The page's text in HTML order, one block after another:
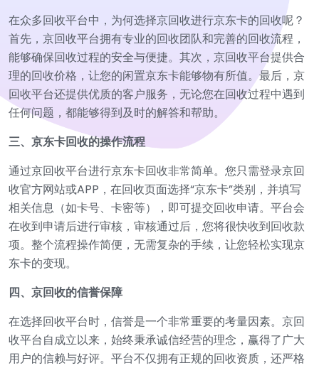
在众多回收平台中，为何选择京回收进行京东卡的回收呢？
首先，京回收平台拥有专业的回收团队和完善的回收流程，
能够确保回收过程的安全与便捷。其次，京回收平台提供合
理的回收价格，让您的闲置京东卡能够物有所值。最后，京
回收平台还提供优质的客户服务，无论您在回收过程中遇到
任何问题，都能够得到及时的解答和帮助。
三、京东卡回收的操作流程
通过京回收平台进行京东卡回收非常简单。您只需登录京回
收官方网站或APP，在回收页面选择“京东卡”类别，并填写
相关信息（如卡号、卡密等），即可提交回收申请。平台会
在收到申请后进行审核，审核通过后，您将很快收到回收款
项。整个流程操作简便，无需复杂的手续，让您轻松实现京
东卡的变现。
四、京回收的信誉保障
在选择回收平台时，信誉是一个非常重要的考量因素。京回
收平台自成立以来，始终秉承诚信经营的理念，赢得了广大
用户的信赖与好评。平台不仅拥有正规的回收资质，还严格